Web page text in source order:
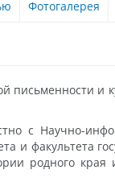
Фотогалерея
письменности и
с Научно-
и факультета
родного края